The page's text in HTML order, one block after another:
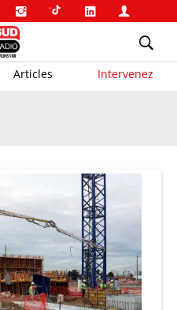
Articles Intervenez